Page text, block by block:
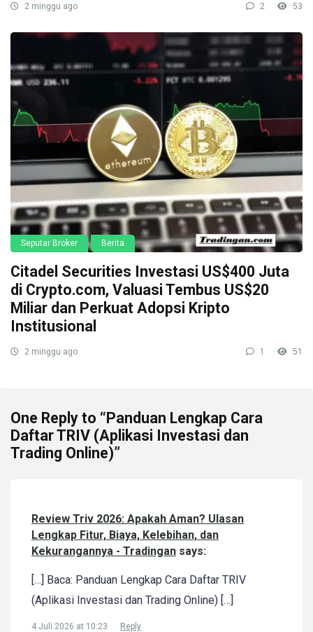
2 minggu ago 2 53
Seputar Broker Berita
Citadel Securities Investasi US$400 Juta
di Crypto.com, Valuasi Tembus US$20
Miliar dan Perkuat Adopsi Kripto
Institusional
2 minggu ago 1 51
One Reply to “Panduan Lengkap Cara
Daftar TRIV (Aplikasi Investasi dan
Trading Online)”
Review Triv 2026: Apakah Aman? Ulasan
Lengkap Fitur, Biaya, Kelebihan, dan
Kekurangannya - Tradingan says:
[…] Baca: Panduan Lengkap Cara Daftar TRIV
(Aplikasi Investasi dan Trading Online) […]
4 Juli 2026 at 10:23 Reply